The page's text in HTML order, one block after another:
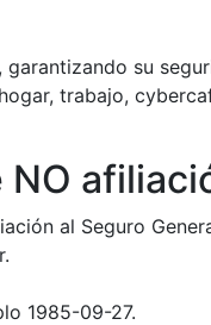
su
trabajo,
al Seguro
1985-09-27.